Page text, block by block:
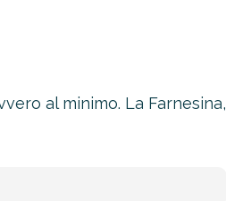
al minimo. La Farnesina,